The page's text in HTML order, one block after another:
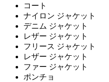
コート
ナイロン ジャケット
デニム ジャケット
レザー ジャケット
フリース ジャケット
レザー ジャケット
ファー ジャケット
ポンチョ